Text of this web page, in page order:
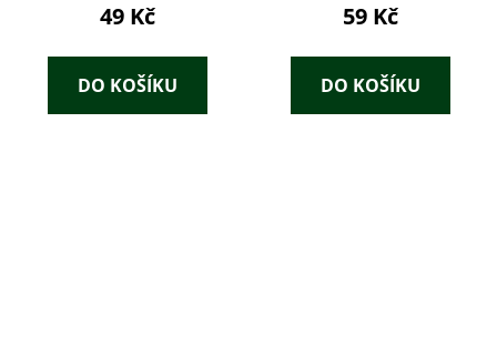
49 Kč
DO KOŠÍKU
59 Kč
DO KOŠÍKU